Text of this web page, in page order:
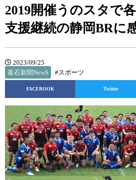
2019開催うのスタで
支援継続の静岡BRに
2023/09/25
釜石新聞NewS
#スポーツ
FACEBOOK Twitter